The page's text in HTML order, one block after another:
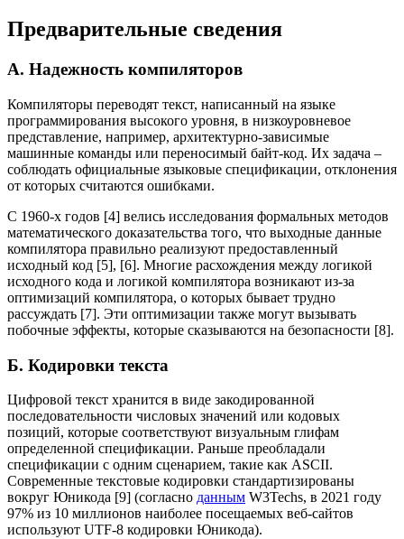
Предварительные сведения
A. Надежность компиляторов
Компиляторы переводят текст, написанный на языке
программирования высокого уровня, в низкоуровневое
представление, например, архитектурно-зависимые
машинные команды или переносимый байт-код. Их задача –
соблюдать официальные языковые спецификации, отклонения
от которых считаются ошибками.
С 1960-х годов [4] велись исследования формальных методов
математического доказательства того, что выходные данные
компилятора правильно реализуют предоставленный
исходный код [5], [6]. Многие расхождения между логикой
исходного кода и логикой компилятора возникают из-за
оптимизаций компилятора, о которых бывает трудно
рассуждать [7]. Эти оптимизации также могут вызывать
побочные эффекты, которые сказываются на безопасности [8].
Б. Кодировки текста
Цифровой текст хранится в виде закодированной
последовательности числовых значений или кодовых
позиций, которые соответствуют визуальным глифам
определенной спецификации. Раньше преобладали
спецификации с одним сценарием, такие как ASCII.
Современные текстовые кодировки стандартизированы
вокруг Юникода [9] (согласно данным W3Techs, в 2021 году
97% из 10 миллионов наиболее посещаемых веб-сайтов
используют UTF-8 кодировки Юникода).